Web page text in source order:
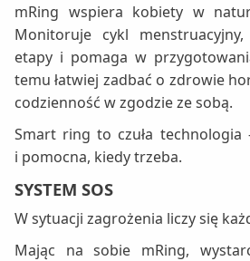
mRing wspiera kobiety w
Monitoruje cykl
etapy i pomaga w
temu łatwiej zadbać o zdrowie
codzienność w zgodzie ze sobą.
Smart ring to czuła technologia
i pomocna, kiedy trzeba.
SYSTEM SOS
W sytuacji zagrożenia liczy się
Mając na sobie mRing,